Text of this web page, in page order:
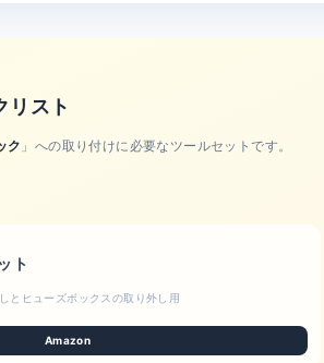
リスト
ク 」への取り付けに必要なツールセットです。
ト
とヒューズボックスの取り外し用
Amazon